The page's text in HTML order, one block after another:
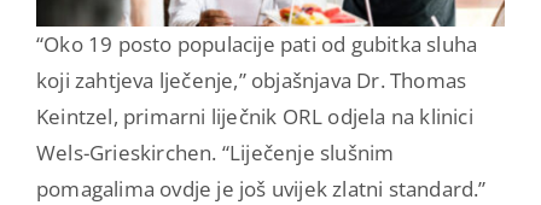
“Oko 19 posto populacije pati od gubitka sluha
koji zahtjeva lječenje,” objašnjava Dr. Thomas
Keintzel, primarni liječnik ORL odjela na klinici
Wels-Grieskirchen. “Liječenje slušnim
pomagalima ovdje je još uvijek zlatni standard.”